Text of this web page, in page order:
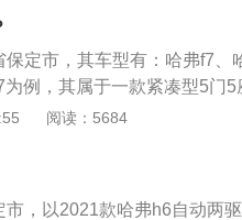
年9月，旗下主打车型哈弗
定市，其车型有：哈弗f7、
例，其属于一款紧凑型5门5
1690mm，轴距为2725mm
悬架使用了麦弗逊式独立悬
阅读：5684
，以2021款哈弗h6自动两